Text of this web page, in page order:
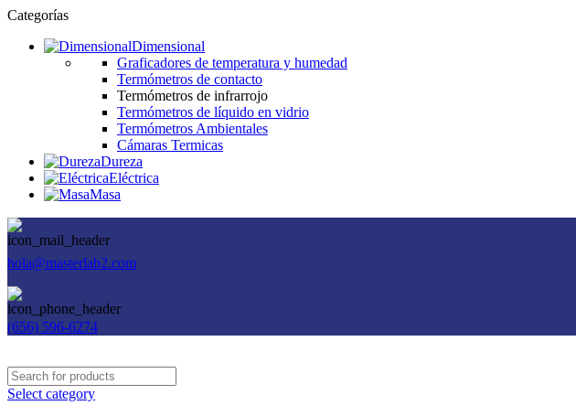
Categorías
Dimensional
Graficadores de temperatura y humedad
Termómetros de contacto
Termómetros de infrarrojo
Termómetros de líquido en vidrio
Termómetros Ambientales
Cámaras Termicas
Dureza
Eléctrica
Masa
hola@masterlab2.com
(656) 596-6274
Select category